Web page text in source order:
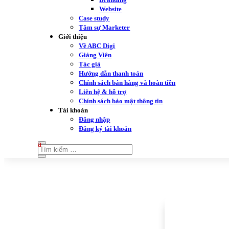
Website
Case study
Tâm sự Marketer
Giới thiệu
Về ABC Digi
Giảng Viên
Tác giả
Hướng dẫn thanh toán
Chính sách bán hàng và hoàn tiền
Liên hệ & hỗ trợ
Chính sách bảo mật thông tin
Tài khoản
Đăng nhập
Đăng ký tài khoản